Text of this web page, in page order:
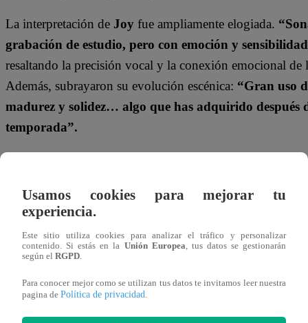
La interpretación de Joy fue ampliamente elogiada.
grabación de estudio, pero con emoción y
resaltando la precisión vocal y la conexión emocional de
Además, subrayaron su evolución escénica: “Gran uso
madurez y solidez… algo que has adquirido después
temporada”.
“Le
comentaron, resaltando su juego interpretativo durante la
El nivel del duelo sorprendió al jurado.“Tuvo que
que sacaras todas tus herramientas… ha hecho todo
presentación” , añadieron, valorando la intensidad del
Usamos cookies para mejorar tu
experiencia.
Este sitio utiliza cookies para analizar el tráfico y personalizar
contenido. Si estás en la Unión Europea , tus datos se gestionarán
según el RGPD
Para conocer mejor como se utilizan tus datos te invitamos leer nuestra
pagina de Política de privacidad